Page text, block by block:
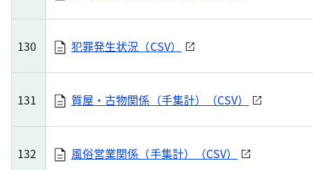
130 犯罪発生状況（CSV）
131 質屋・古物関係（手集計）（CSV）
132 風俗営業関係（手集計）（CSV）